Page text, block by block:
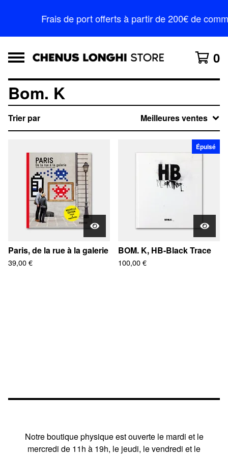
Frais de port offerts à partir de 200€ de
0
Bom. K
Trier par Meilleures ventes
Paris, de la rue à la galerie
39,00€
Épuisé
BOM. K, HB-Black Trace
100,00€
Notre boutique physique est ouverte le mardi et le
mercredi de 11h à 19h, le jeudi, le vendredi et le